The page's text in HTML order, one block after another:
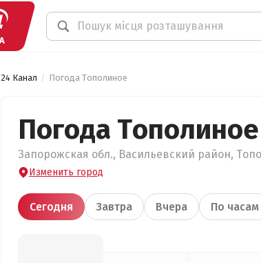
24 Канал Погода Тополиное
Погода Тополиное
Запорожская обл., Васильевский район,
Изменить город
Сегодня Завтра Вчера По часам